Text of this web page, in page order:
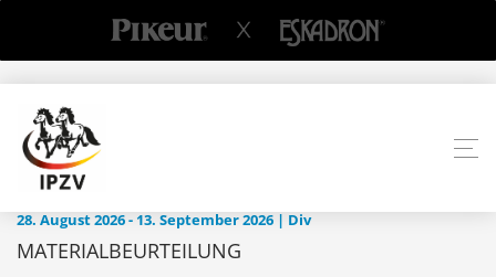
28. August 2026 - 13. September 2026 | Div
MATERIALBEURTEILUNG